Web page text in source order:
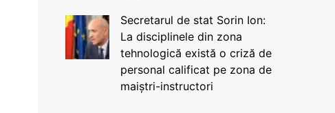
Secretarul de stat Sorin Ion:
La disciplinele din zona
tehnologică există o criză de
personal calificat pe zona de
maiștri-instructori